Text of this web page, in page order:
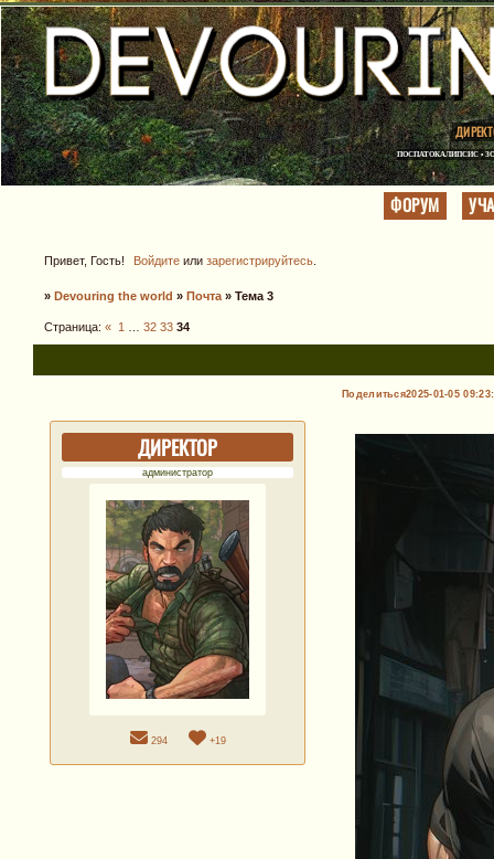
ПОСПАТОКАЛИПСИС •
ФОРУМ
Привет, Гость! Войдите или зарегистрируйтесь
» Devouring the world » Почта » Тема 3
Страница: « 1 32 33 34
Поделиться2025-01-05
ДИРЕКТОР
администратор
294 +19